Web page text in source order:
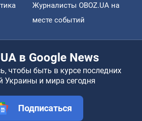
Журналисты OBOZ.UA на
месте событий
в Google News
чтобы быть в курсе последних
Украины и мира сегодня
Подписаться